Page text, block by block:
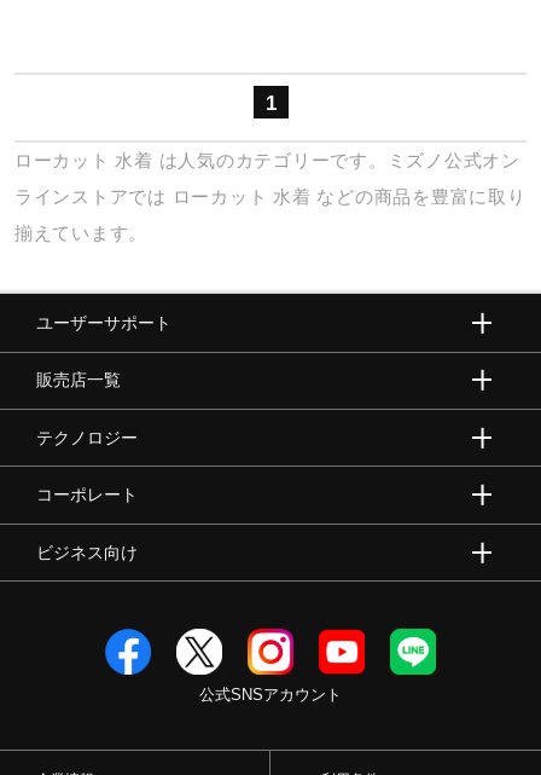
1
ローカット 水着 は人気のカテゴリーです。ミズノ公式オン
ラインストアでは ローカット 水着 などの商品を豊富に取り
揃えています。
ユーザーサポート
販売店一覧
テクノロジー
コーポレート
ビジネス向け
公式SNSアカウント